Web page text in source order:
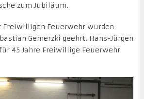
zum Jubiläum.
Freiwilligen Feuerwehr wurden
Gemerzki geehrt. Hans-Jürgen
45 Jahre Freiwillige Feuerwehr